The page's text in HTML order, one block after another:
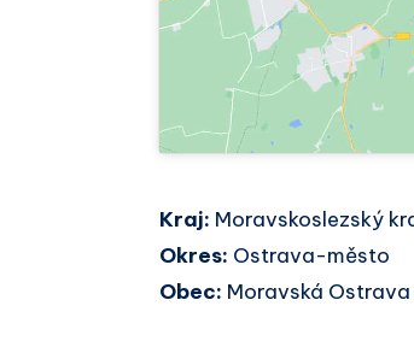
Kraj: Moravskoslezský
Okres: Ostrava-město
Obec: Moravská